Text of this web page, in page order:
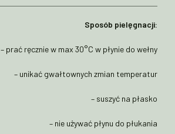
Sposób pielęgnacji:
– prać ręcznie w max 30°C w płynie do wełny
– unikać gwałtownych zmian temperatur
– suszyć na płasko
– nie używać płynu do płukania